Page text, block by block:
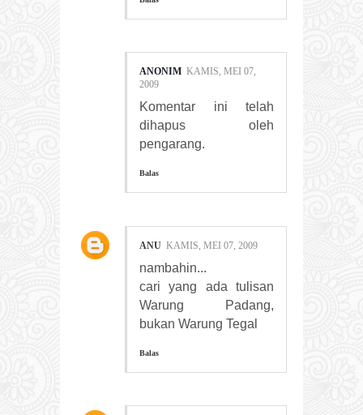
ANONIM KAMIS, MEI 07,
2009
Komentar ini telah
dihapus oleh
pengarang.
Balas
ANU KAMIS, MEI 07, 2009
nambahin...
cari yang ada tulisan
Warung Padang,
bukan Warung Tegal
Balas